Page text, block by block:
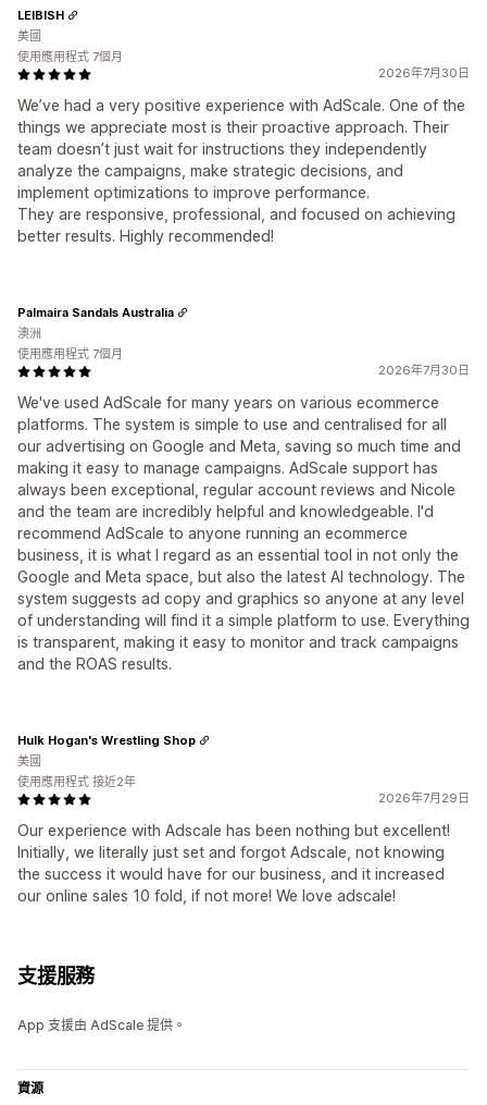
2026年7月30日
We’ve had a very positive experience with AdScale. One of the
things we appreciate most is their proactive approach. Their
team doesn’t just wait for instructions they independently
analyze the campaigns, make strategic decisions, and
implement optimizations to improve performance.
They are responsive, professional, and focused on achieving
better results. Highly recommended!
LEIBISH
美國
使用應用程式 7個月
2026年7月30日
We've used AdScale for many years on various ecommerce
platforms. The system is simple to use and centralised for all
our advertising on Google and Meta, saving so much time and
making it easy to manage campaigns. AdScale support has
always been exceptional, regular account reviews and Nicole
and the team are incredibly helpful and knowledgeable. I'd
recommend AdScale to anyone running an ecommerce
business, it is what I regard as an essential tool in not only the
Google and Meta space, but also the latest AI technology. The
system suggests ad copy and graphics so anyone at any level
of understanding will find it a simple platform to use. Everything
is transparent, making it easy to monitor and track campaigns
and the ROAS results.
Palmaira Sandals Australia
澳洲
使用應用程式 7個月
2026年7月29日
Our experience with Adscale has been nothing but excellent!
Initially, we literally just set and forgot Adscale, not knowing
the success it would have for our business, and it increased
our online sales 10 fold, if not more! We love adscale!
Hulk Hogan's Wrestling Shop
美國
使用應用程式 接近2年
支援服務
App 支援由 AdScale 提供。
資源